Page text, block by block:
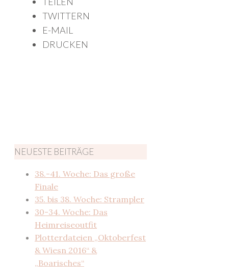
TWITTERN
E-MAIL
DRUCKEN
NEUESTE BEITRÄGE
38.-41. Woche: Das große
Finale
35. bis 38. Woche: Strampler
30-34. Woche: Das
Heimreiseoutfit
Plotterdateien „Oktoberfest
& Wiesn 2016“ &
„Boarisches“